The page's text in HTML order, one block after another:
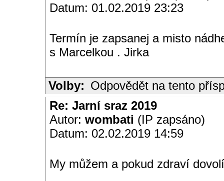
Datum: 01.02.2019 23:23
Termín je zapsanej a misto
s Marcelkou . Jirka
Volby: Odpovědět na tento
Re: Jarní sraz 2019
Autor: wombati (IP zapsáno)
Datum: 02.02.2019 14:59
My můžem a pokud zdraví